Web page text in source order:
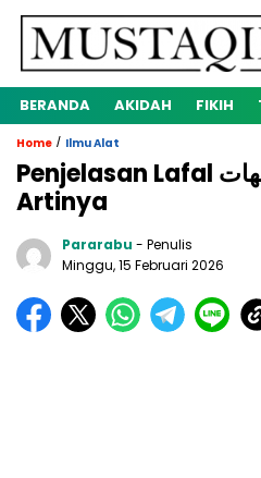
BERANDA AKIDAH FIKIH
Home / Ilmu Alat
Penjelasan Lafal هيهات (Haihata) dan
Artinya
Pararabu - Penulis
Minggu, 15 Februari 2026